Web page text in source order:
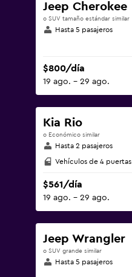
Jeep Cherokee
o SUV tamaño estándar similar
Hasta 5 pasajeros
$800/día
19 ago. - 29 ago.
Kia Rio
o Económico similar
Hasta 2 pasajeros
Vehículos de 4 puertas
$561/día
19 ago. - 29 ago.
Jeep Wrangler
o SUV grande similar
Hasta 5 pasajeros